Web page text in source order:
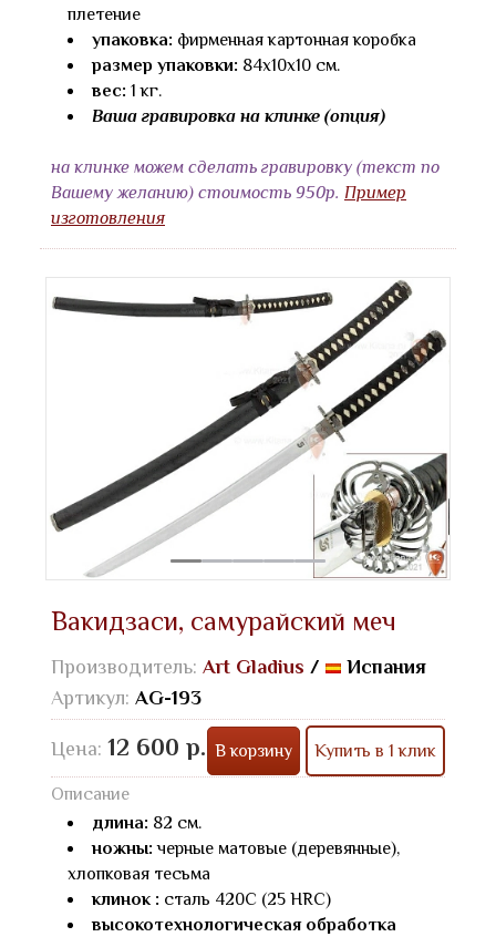
плетение
упаковка: фирменная картонная коробка
размер упаковки: 84х10х10 см.
вес: 1 кг.
Ваша гравировка на клинке (опция)
на клинке можем сделать гравировку (текст по
Вашему желанию) стоимость 950р. Пример
изготовления
Вакидзаси, самурайский меч
Производитель: Art Gladius /
Испания
Артикул: AG-193
Цена: 12 600 р. В корзину Купить в 1 клик
Описание
длина: 82 см.
ножны:черные матовые (деревянные),
хлопковая тесьма
клинок : сталь 420С (25 HRC)
высокотехнологическая обработка